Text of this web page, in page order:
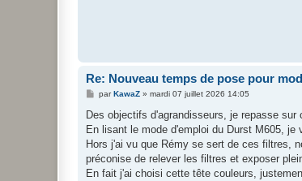
Re: Nouveau temps de pose pour
M
s
a
g
parKawaZ» mardi 07 juillet 2026 14:05
Des objectifs d'agrandisseurs, je repasse
En lisant le mode d'emploi du Durst M605,
Hors j'ai vu que Rémy se sert de ces filtres,
préconise de relever les filtres et exposer
En fait j'ai choisi cette tête couleurs,